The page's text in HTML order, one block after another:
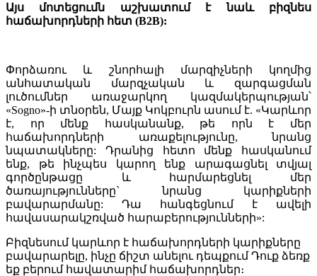
Այս մոտեցումն աշխատում է նաև բիզնես
հաճախորդների հետ (B2B):
Փորձառու և շնորհալի մարզիչների կողմից
անհատական մարզչական և զարգացման
լուծումներ առաջարկող կազմակերպության՝
«Sogno»-ի տնօրեն, Մայք Կոկբուրն ասում է. «Կարևոր
է, որ մենք հասկանանք, թե որն է մեր
հաճախորդների առաքելությունը, նրանց
նպատակները: Դրանից հետո մենք հասկանում
ենք, թե ինչպես կարող ենք արագացնել տվյալ
գործընթացը և հարմարեցնել մեր
ծառայությունները` նրանց կարիքների
բավարարմանը: Դա հանգեցնում է ավելի
հավասարակշռված հարաբերությունների»:
Բիզնեսում կարևոր է հաճախորդների կարիքները
բավարարելը, ինչը ճիշտ անելու դեպքում Դուք ձեռք
եք բերում հավատարիմ հաճախորդներ։